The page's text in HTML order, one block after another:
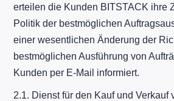
erteilen die Kunden BITSTACK ihre
Politik der bestmöglichen
einer wesentlichen Änderung der
bestmöglichen Ausführung von
Kunden per E-Mail informiert.
2.1. Dienst für den Kauf und Verkauf